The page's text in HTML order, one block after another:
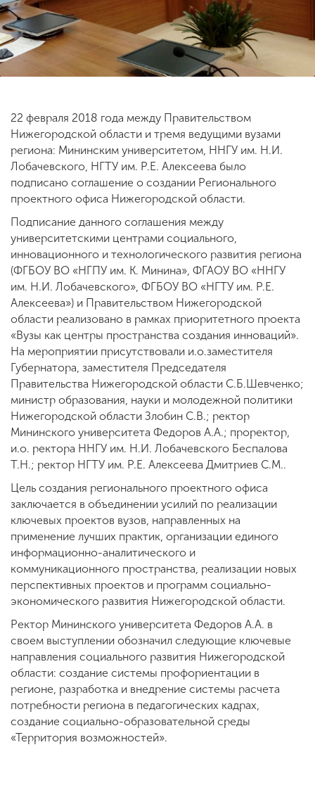
22 февраля 2018 года между Правительством
Нижегородской области и тремя ведущими вузами
региона: Мининским университетом, ННГУ им. Н.И.
Лобачевского, НГТУ им. Р.Е. Алексеева было
подписано соглашение о создании Регионального
проектного офиса Нижегородской области.
Подписание данного соглашения между
университетскими центрами социального,
инновационного и технологического развития региона
(ФГБОУ ВО «НГПУ им. К. Минина», ФГАОУ ВО «ННГУ
им. Н.И. Лобачевского», ФГБОУ ВО «НГТУ им. Р.Е.
Алексеева») и Правительством Нижегородской
области реализовано в рамках приоритетного проекта
«Вузы как центры пространства создания инноваций».
На мероприятии присутствовали и.о.заместителя
Губернатора, заместителя Председателя
Правительства Нижегородской области С.Б.Шевченко;
министр образования, науки и молодежной политики
Нижегородской области Злобин С.В.; ректор
Мининского университета Федоров А.А.; проректор,
и.о. ректора ННГУ им. Н.И. Лобачевского Беспалова
Т.Н.; ректор НГТУ им. Р.Е. Алексеева Дмитриев С.М..
Цель создания регионального проектного офиса
заключается в объединении усилий по реализации
ключевых проектов вузов, направленных на
применение лучших практик, организации единого
информационно-аналитического и
коммуникационного пространства, реализации новых
перспективных проектов и программ социально-
экономического развития Нижегородской области.
Ректор Мининского университета Федоров А.А. в
своем выступлении обозначил следующие ключевые
направления социального развития Нижегородской
области: создание системы профориентации в
регионе, разработка и внедрение системы расчета
потребности региона в педагогических кадрах,
создание социально-образовательной среды
«Территория возможностей».